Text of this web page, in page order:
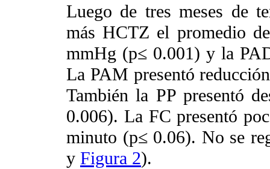
Luego de tres meses de
más HCTZ el promedio
mmHg (p≤ 0.001) y la
La PAM presentó
También la PP presentó
0.006). La FC presentó
minuto (p≤ 0.06). No se
y Figura 2).